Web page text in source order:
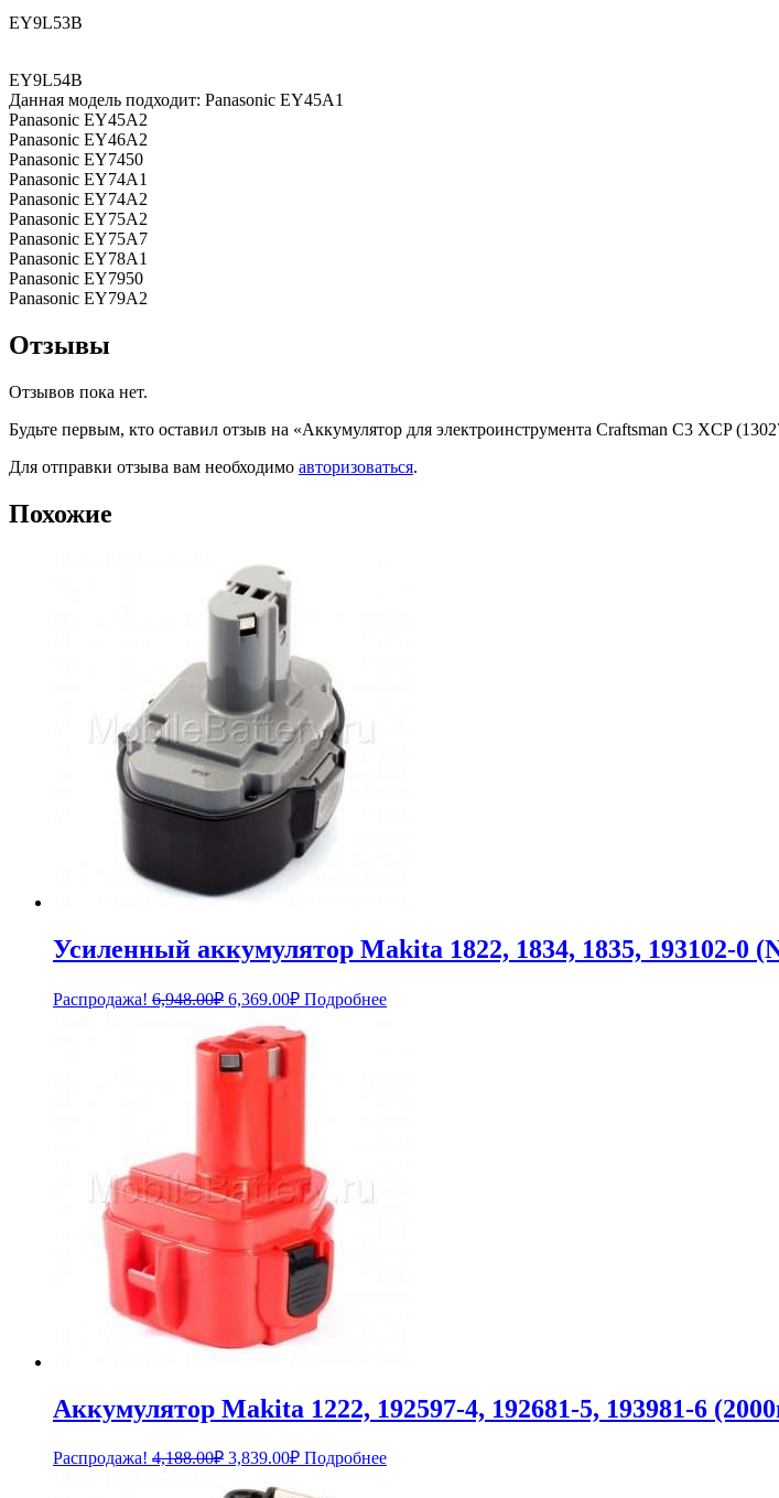
EY9L53B
EY9L54B
Данная модель подходит: Panasonic EY45A1
Panasonic EY45A2
Panasonic EY46A2
Panasonic EY7450
Panasonic EY74A1
Panasonic EY74A2
Panasonic EY75A2
Panasonic EY75A7
Panasonic EY78A1
Panasonic EY7950
Panasonic EY79A2
Отзывы
Отзывов пока нет.
Будьте первым, кто оставил отзыв на «Аккумулятор для электроинструмента Craftsman C3 XCP
Для отправки отзыва вам необходимо авторизоваться.
Похожие
Усиленный аккумулятор Makita 1822, 1834, 1835, 193102-0
Распродажа! 6,948.00₽ Первоначальная
составляла
6,948.00₽.
6,369.00₽Текущая
цена:
6,369.00₽.
Подробнее
Аккумулятор Makita 1222, 192597-4, 192681-5, 193981-6
Распродажа! 4,188.00₽ Первоначальная
составляла
3,839.00₽Текущая
Подробнее